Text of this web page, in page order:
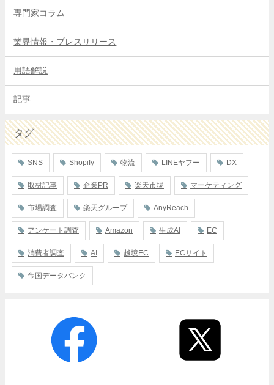
専門家コラム
業界情報・プレスリリース
用語解説
記事
タグ
SNS Shopify 物流 LINEヤフー DX
取材記事 企業PR 楽天市場 マーケティング
市場調査 楽天グループ AnyReach
アンケート調査 Amazon 生成AI EC
消費者調査 AI 越境EC ECサイト
帝国データバンク